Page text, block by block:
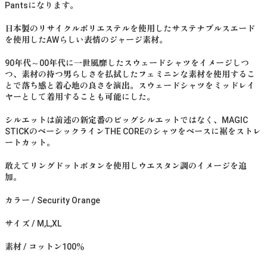
Pantsになります。
日本製のリサイクルポリエステルを使用したサステナブルスエード
を使用したAWらしい表情のジャージ素材。
90年代～00年代に一世風靡したスウェードシャツをイメージしつ
つ、素材の持つ男らしさを払拭したフェミニンな素材を使用するこ
とで落ち感と着心地の良さを演出。スウェードシャツをミッドレイ
ヤーとして着用することも可能にした。
シルエットは前述の新定番のビッグシルエットではなく、MAGIC
STICKのベーシックラインTHE COREのシャツをベースに裾をストレ
ートカット。
敢えてリングドットボタンを使用しウエスタン調のイメージを追
加。
カラー / Security Orange
サイズ / M,L,XL
素材 / コットン100％